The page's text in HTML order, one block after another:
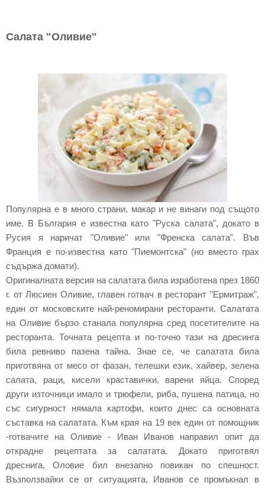
Салата "Оливие"
Популярна е в много страни, макар и не винаги под същото
име. В България е известна като "Руска салата", докато в
Русия я наричат "Оливие" или "Френска салата". Във
Франция е по-известна като "Пиемонтска" (но вместо грах
съдържа домати).
Оригиналната версия на салатата била изработена през 1860
г. от Люсиен Оливие, главен готвач в ресторант "Ермитраж",
един от московските най-реномирани ресторанти. Салатата
на Оливие бързо станала популярна сред посетителите на
ресторанта. Точната рецепта и по-точно тази на дресинга
била ревниво пазена тайна. Знае се, че салатата била
приготвяна от месо от фазан, телешки език, хайвер, зелена
салата, раци, кисели краставички, варени яйца. Според
други източници имало и трюфели, риба, пушена патица, но
със сигурност нямала картофи, които днес са основната
съставка на салатата. Към края на 19 век един от помощник
-готвачите на Оливие - Иван Иванов направил опит да
открадне рецептата за салатата. Докато приготвял
дреснига, Оловие бил внезапно повикан по спешност.
Възползвайки се от ситуацията, Иванов се промъкнал в